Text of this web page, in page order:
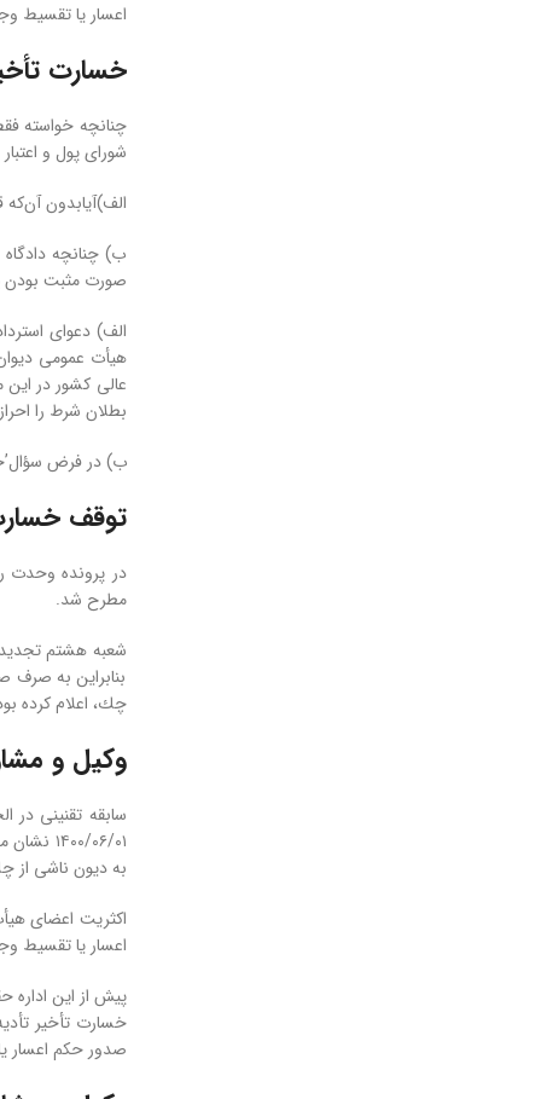
اعسار یا تقسیط
خسارت
چنانچه خواسته
شورای پول و
الف)آیابدون
ب) چنانچه
صورت مثبت بودن
هیأت عمومی
عالی کشور در
بطلان شرط را
ب) در فرض
️توقف
در پرونده وحدت
مطرح شد.
بنابراین به صرف
چك، اعلام کرده
وکیل و
به دیون ناشی از
اعسار یا تقسیط
پیش از این اداره حقوقی قوه قضاییه طی
صدور حکم اعسار